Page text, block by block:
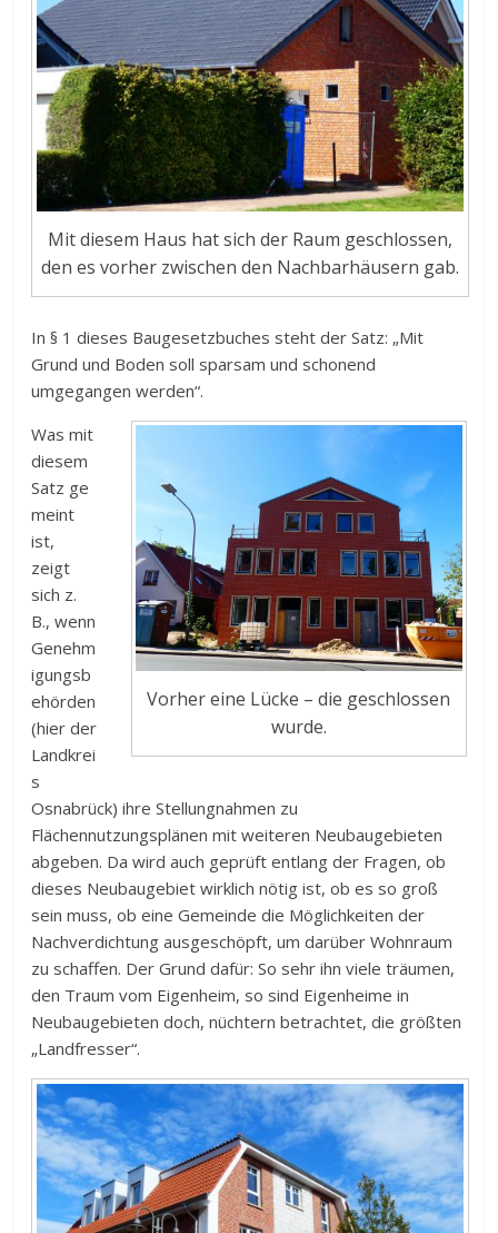
Mit diesem Haus hat sich der Raum geschlossen,
den es vorher zwischen den Nachbarhäusern gab.
In § 1 dieses Baugesetzbuches steht der Satz: „Mit
Grund und Boden soll sparsam und schonend
umgegangen werden“.
Vorher eine Lücke – die geschlossen
wurde.
Was mit
diesem
Satz ge
meint
ist,
zeigt
sich z.
B., wenn
Genehm
igungsb
ehörden
(hier der
Landkrei
s
Osnabrück) ihre Stellungnahmen zu
Flächennutzungsplänen mit weiteren Neubaugebieten
abgeben. Da wird auch geprüft entlang der Fragen, ob
dieses Neubaugebiet wirklich nötig ist, ob es so groß
sein muss, ob eine Gemeinde die Möglichkeiten der
Nachverdichtung ausgeschöpft, um darüber Wohnraum
zu schaffen. Der Grund dafür: So sehr ihn viele träumen,
den Traum vom Eigenheim, so sind Eigenheime in
Neubaugebieten doch, nüchtern betrachtet, die größten
„Landfresser“.